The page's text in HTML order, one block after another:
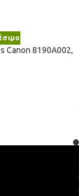
Canon 8190A002,